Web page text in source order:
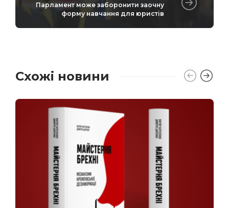
Парламент може заборонити заочну
форму навчання для юристів
Схожі новини